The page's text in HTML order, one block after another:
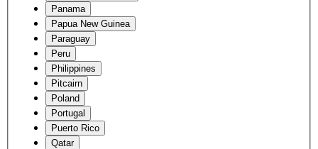
Panama
Papua New Guinea
Paraguay
Peru
Philippines
Pitcairn
Poland
Portugal
Puerto Rico
Qatar